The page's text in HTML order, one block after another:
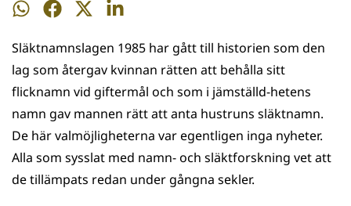
Dela
WhatsApp
Dela
Facebook
Dela
Twitter
Dela
LinkedIn
Släktnamnslagen 1985 har gått till historien som den
lag som återgav kvinnan rätten att behålla sitt
flicknamn vid giftermål och som i jämställd-hetens
namn gav mannen rätt att anta hustruns släktnamn.
De här valmöjligheterna var egentligen inga nyheter.
Alla som sysslat med namn- och släktforskning vet att
de tillämpats redan under gångna sekler.